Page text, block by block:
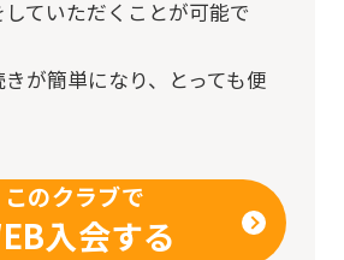
ていただくことが可能で
が簡単になり、とっても便
このクラブで
入会する